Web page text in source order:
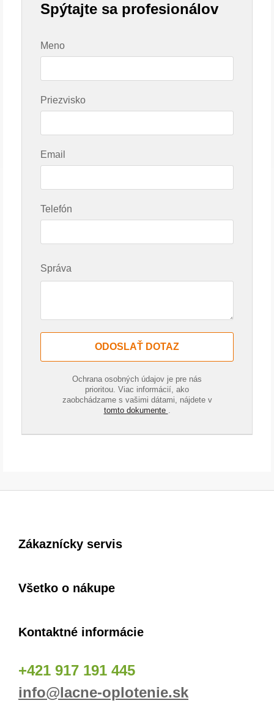
Spýtajte sa profesionálov
Meno
Priezvisko
Email
Telefón
Správa
ODOSLAŤ DOTAZ
Ochrana osobných údajov je pre nás
prioritou. Viac informácií, ako
zaobchádzame s vašimi dátami, nájdete v
tomto dokumente .
Zákaznícky servis
Všetko o nákupe
Kontaktné informácie
+421 917 191 445
info@lacne-oplotenie.sk